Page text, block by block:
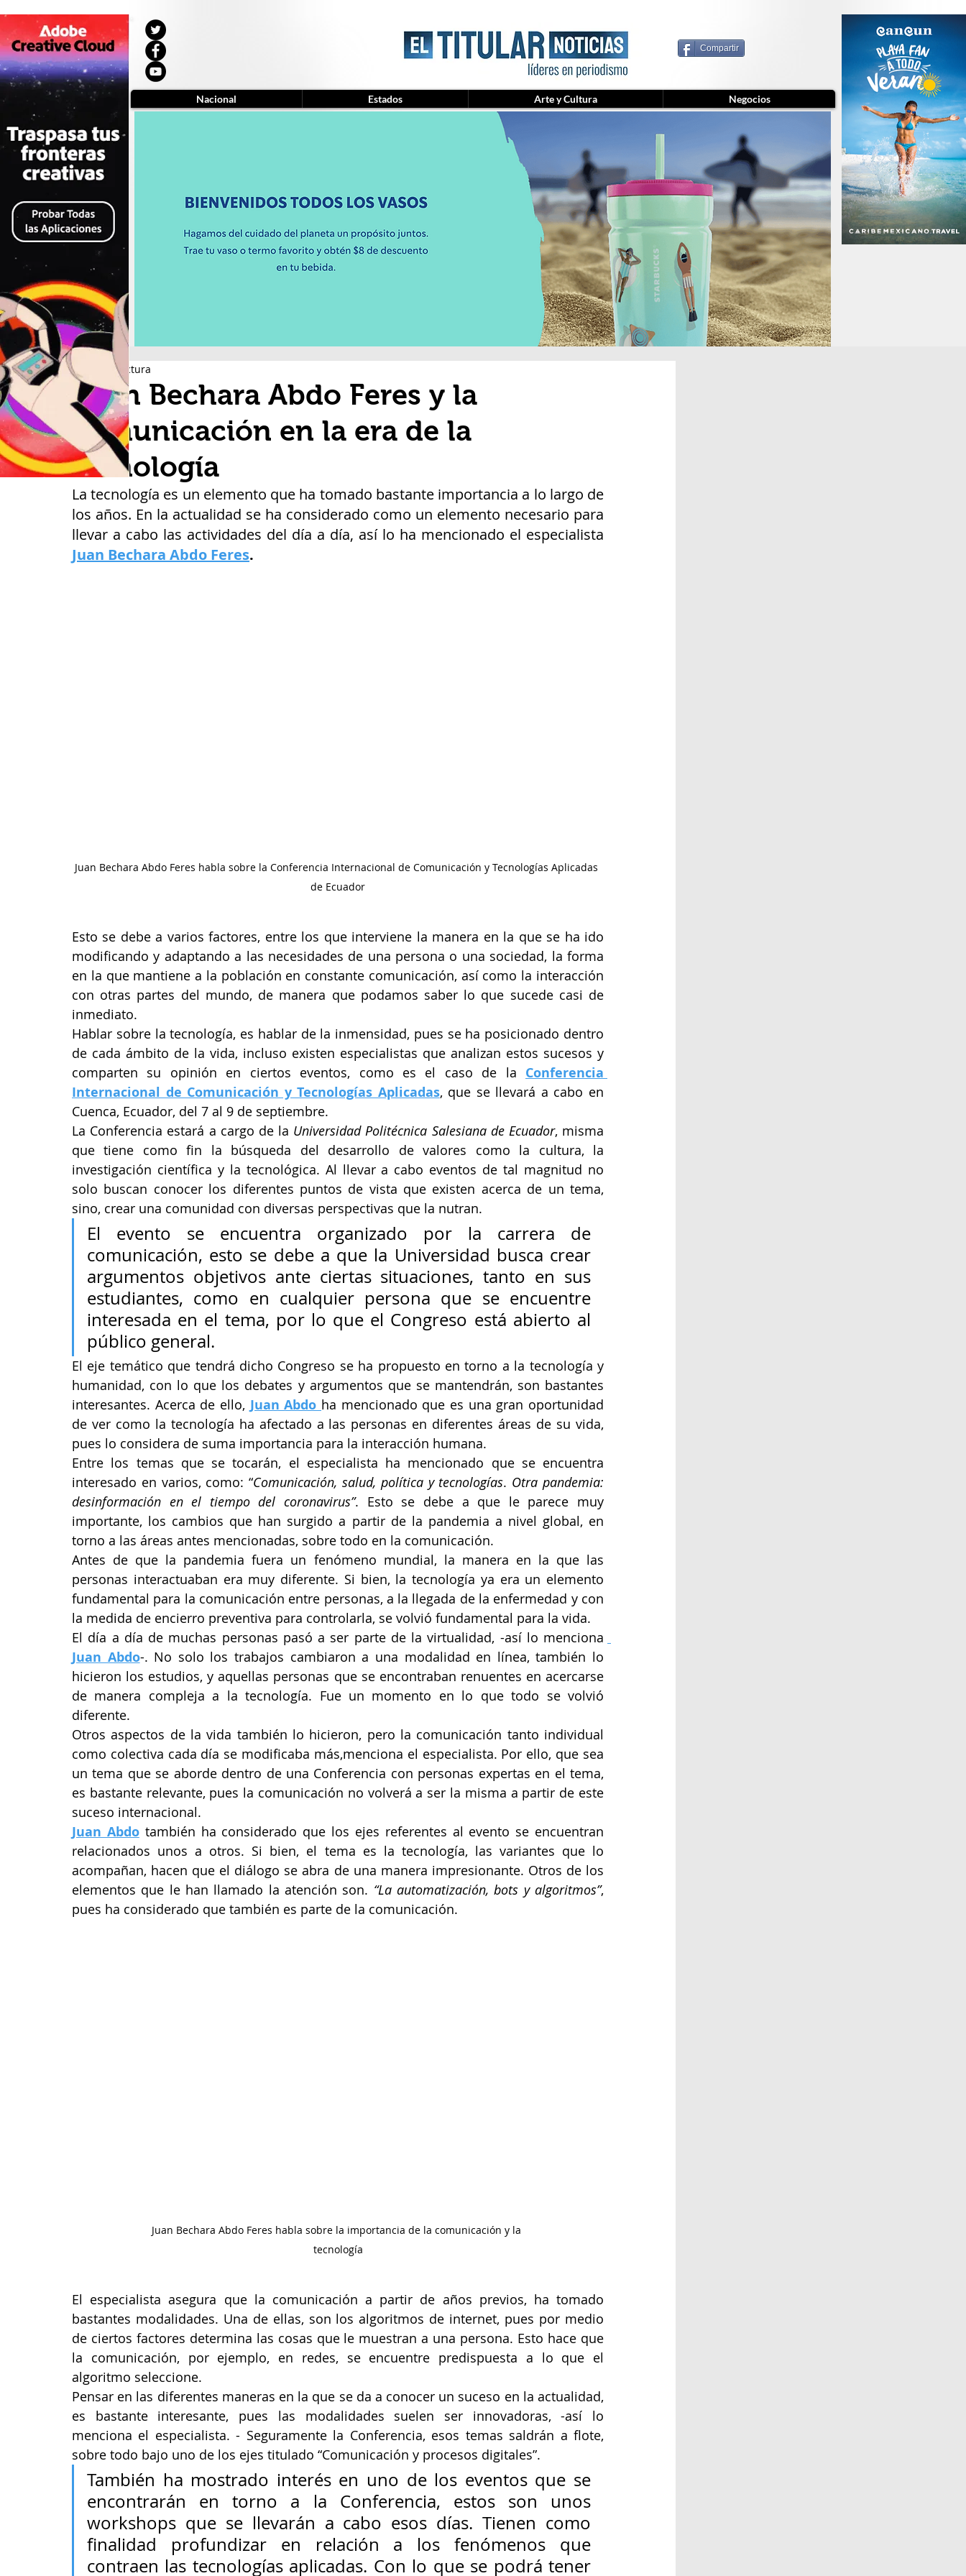
Compartir
Juan Bechara Abdo Feres y la
comunicación en la era de la
tecnología
4 min de lectura
La tecnología es un elemento que ha tomado bastante importancia a lo largo de
los años. En la actualidad se ha considerado como un elemento necesario para
Juan Bechara Abdo Feres.
Juan Bechara Abdo Feres habla sobre la Conferencia Internacional de Comunicación y Tecnologías Aplicadas
de Ecuador
Esto se debe a varios factores, entre los que interviene la manera en la que se ha ido
modificando y adaptando a las necesidades de una persona o una sociedad, la forma
en la que mantiene a la población en constante comunicación, así como la interacción
con otras partes del mundo, de manera que podamos saber lo que sucede casi de
inmediato.
Hablar sobre la tecnología, es hablar de la inmensidad, pues se ha posicionado dentro
de cada ámbito de la vida, incluso existen especialistas que analizan estos sucesos y
comparten su opinión en ciertos eventos, como es el caso de la Conferencia
Internacional de Comunicación y Tecnologías Aplicadas, que se llevará a cabo en
Cuenca, Ecuador, del 7 al 9 de septiembre.
La Conferencia estará a cargo de la Universidad Politécnica Salesiana de Ecuador, misma
que tiene como fin la búsqueda del desarrollo de valores como la cultura, la
investigación científica y la tecnológica. Al llevar a cabo eventos de tal magnitud no
solo buscan conocer los diferentes puntos de vista que existen acerca de un tema,
sino, crear una comunidad con diversas perspectivas que la nutran.
El evento se encuentra organizado por la carrera de
comunicación, esto se debe a que la Universidad busca crear
argumentos objetivos ante ciertas situaciones, tanto en sus
estudiantes, como en cualquier persona que se encuentre
interesada en el tema, por lo que el Congreso está abierto al
público general.
El eje temático que tendrá dicho Congreso se ha propuesto en torno a la tecnología y
humanidad, con lo que los debates y argumentos que se mantendrán, son bastantes
interesantes. Acerca de ello, Juan Abdo ha mencionado que es una gran oportunidad
de ver como la tecnología ha afectado a las personas en diferentes áreas de su vida,
pues lo considera de suma importancia para la interacción humana.
Entre los temas que se tocarán, el especialista ha mencionado que se encuentra
interesado en varios, como: “Comunicación, salud, política y tecnologías. Otra pandemia:
desinformación en el tiempo del coronavirus”. Esto se debe a que le parece muy
importante, los cambios que han surgido a partir de la pandemia a nivel global, en
torno a las áreas antes mencionadas, sobre todo en la comunicación.
Antes de que la pandemia fuera un fenómeno mundial, la manera en la que las
personas interactuaban era muy diferente. Si bien, la tecnología ya era un elemento
fundamental para la comunicación entre personas, a la llegada de la enfermedad y con
la medida de encierro preventiva para controlarla, se volvió fundamental para la vida.
Juan Abdo-. No solo los trabajos cambiaron a una modalidad en línea, también lo
hicieron los estudios, y aquellas personas que se encontraban renuentes en acercarse
de manera compleja a la tecnología. Fue un momento en lo que todo se volvió
diferente.
Otros aspectos de la vida también lo hicieron, pero la comunicación tanto individual
como colectiva cada día se modificaba más,menciona el especialista. Por ello, que sea
un tema que se aborde dentro de una Conferencia con personas expertas en el tema,
es bastante relevante, pues la comunicación no volverá a ser la misma a partir de este
suceso internacional.
Juan Abdo también ha considerado que los ejes referentes al evento se encuentran
relacionados unos a otros. Si bien, el tema es la tecnología, las variantes que lo
acompañan, hacen que el diálogo se abra de una manera impresionante. Otros de los
elementos que le han llamado la atención son. “La automatización, bots y algoritmos”,
pues ha considerado que también es parte de la comunicación.
Juan Bechara Abdo Feres habla sobre la importancia de la comunicación y la
tecnología
El especialista asegura que la comunicación a partir de años previos, ha tomado
bastantes modalidades. Una de ellas, son los algoritmos de internet, pues por medio
de ciertos factores determina las cosas que le muestran a una persona. Esto hace que
la comunicación, por ejemplo, en redes, se encuentre predispuesta a lo que el
algoritmo seleccione.
Pensar en las diferentes maneras en la que se da a conocer un suceso en la actualidad,
es bastante interesante, pues las modalidades suelen ser innovadoras, -así lo
menciona el especialista. - Seguramente la Conferencia, esos temas saldrán a flote,
sobre todo bajo uno de los ejes titulado “Comunicación y procesos digitales”.
También ha mostrado interés en uno de los eventos que se
encontrarán en torno a la Conferencia, estos son unos
workshops que se llevarán a cabo esos días. Tienen como
finalidad profundizar en relación a los fenómenos que
contraen las tecnologías aplicadas. Con lo que se podrá tener
Nacional Estados Arte y Cultura Negocios